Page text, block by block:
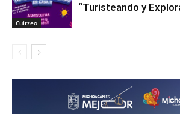
Cuitzeo
“Turisteando y